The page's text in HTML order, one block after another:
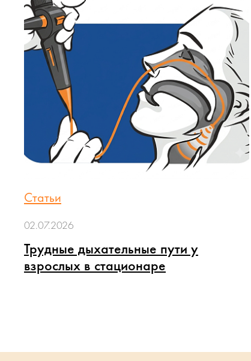
Статьи
02.07.2026
Трудные дыхательные пути у
взрослых в стационаре